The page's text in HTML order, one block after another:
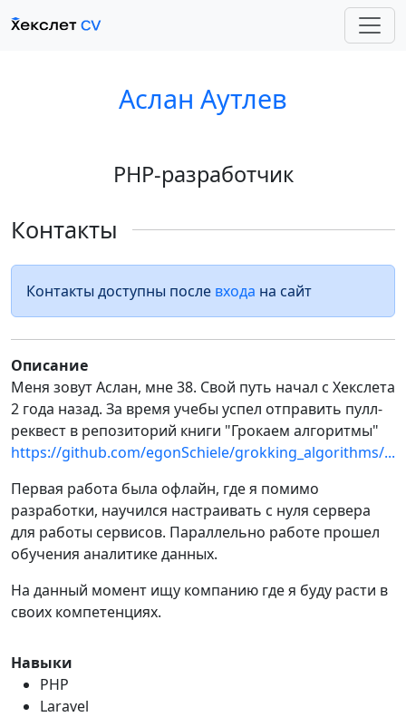
Аслан Аутлев
PHP-разработчик
Контакты
Контакты доступны после входа на сайт
Описание
Меня зовут Аслан, мне 38. Свой путь начал с Хекслета
2 года назад. За время учебы успел отправить пулл-
реквест в репозиторий книги "Грокаем алгоритмы"
https://github.com/egonSchiele/grokking_algorithms/...
Первая работа была офлайн, где я помимо
разработки, научился настраивать с нуля сервера
для работы сервисов. Параллельно работе прошел
обучения аналитике данных.
На данный момент ищу компанию где я буду расти в
своих компетенциях.
Навыки
PHP
Laravel